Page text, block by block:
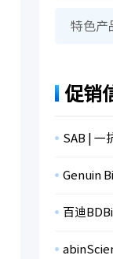
特色产
促销
SAB | 一
Genuin